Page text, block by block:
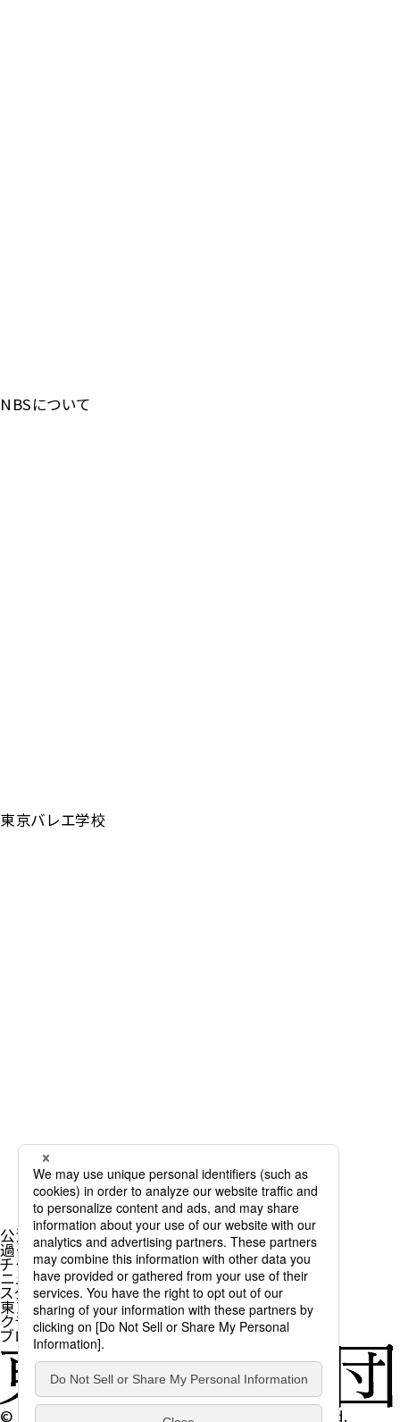
NBSについて
東京バレエ学校
公演情報
過去公演一覧
チケット購入
ニュース
スタッフ&ダンサー
東京バレエ団とは
クラブ・アッサンブレ
ブログ
© 2026 The Tokyo Ballet. All Rights Reserved.